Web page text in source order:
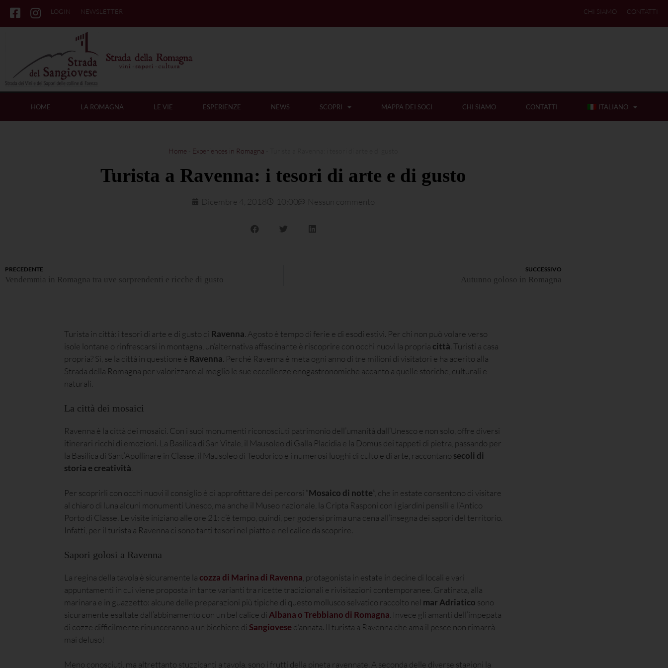
CHI SIAMO CONTATTI
LOGIN NEWSLETTER
HOME LA ROMAGNA LE VIE ESPERIENZE NEWS SCOPRI MAPPA DEI SOCI CHI SIAMO CONTATTI ITALIANO
Home Experiences in Romagna
Turista a Ravenna: i tesori di arte e di gusto
Dicembre 4, 2018 10:00 Nessun commento
PRECEDENTE
Vendemmia in Romagna tra uve sorprendenti e ricche di gusto
SUCCESSIVO
Autunno goloso in Romagna
Turista in città: i tesori di arte e di gusto di Ravenna. Agosto è tempo di ferie e di esodi estivi. Per chi non può volare verso
isole lontane o rinfrescarsi in montagna, un’alternativa affascinante è riscoprire con occhi nuovi la propria città. Turisti a casa
propria? Sì, se la città in questione è Ravenna. Perché Ravenna è meta ogni anno di tre milioni di visitatori e ha aderito alla
Strada della Romagna per valorizzare al meglio le sue eccellenze enogastronomiche accanto a quelle storiche, culturali e
naturali.
La città dei mosaici
Ravenna è la città dei mosaici. Con i suoi monumenti riconosciuti patrimonio dell’umanità dall’Unesco e non solo, offre diversi
itinerari ricchi di emozioni. La Basilica di San Vitale, il Mausoleo di Galla Placidia e la Domus dei tappeti di pietra, passando per
la Basilica di Sant’Apollinare in Classe, il Mausoleo di Teodorico e i numerosi luoghi di culto e di arte, raccontano secoli di
storia e creatività.
Per scoprirli con occhi nuovi il consiglio è di approfittare dei percorsi “ Mosaico di notte ”, che in estate consentono di visitare
al chiaro di luna alcuni monumenti Unesco, ma anche il Museo nazionale, la Cripta Rasponi con i giardini pensili e l’Antico
Porto di Classe. Le visite iniziano alle ore 21: c’è tempo, quindi, per godersi prima una cena all’insegna dei sapori del territorio.
Infatti, per il turista a Ravenna ci sono tanti tesori nel piatto e nel calice da scoprire.
Sapori golosi a Ravenna
La regina della tavola è sicuramente la cozza di Marina di Ravenna , protagonista in estate in decine di locali e vari
appuntamenti in cui viene proposta in tante varianti tra ricette tradizionali e rivisitazioni contemporanee. Gratinata, alla
marinara e in guazzetto: alcune delle preparazioni più tipiche di questo mollusco selvatico raccolto nel mar Adriatico sono
sicuramente esaltate dall’abbinamento con un bel calice di Albana o Trebbiano di Romagna. Invece gli amanti dell’impepata
di cozze difficilmente rinunceranno a un bicchiere diSangiovese d’annata. Il turista a Ravenna che ama il pesce non rimarrà
mai deluso!
Meno conosciuti, ma altrettanto stuzzicanti a tavola, sono i frutti della pineta ravennate. A seconda delle diverse stagioni la